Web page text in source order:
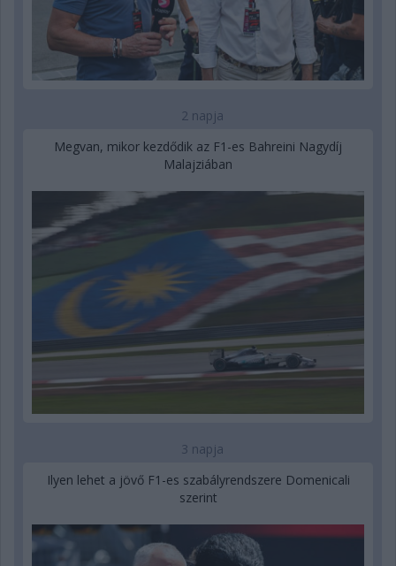
2 napja
Megvan, mikor kezdődik az F1-es Bahreini Nagydíj
Malajziában
3 napja
Ilyen lehet a jövő F1-es szabályrendszere Domenicali
szerint